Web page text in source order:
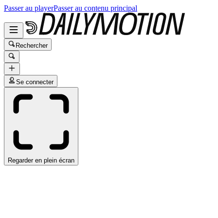
Passer au playerPasser au contenu principal
Rechercher
Se connecter
Regarder en plein écran